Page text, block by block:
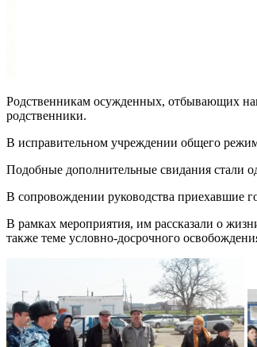
Родственникам осужденных, отбывающих
родственники.
В исправительном учреждении общего
Подобные дополнительные свидания стали
В сопровождении руководства приехавшие
В рамках мероприятия, им рассказали о
также теме условно-досрочного